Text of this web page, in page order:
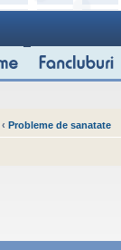
‹ Probleme de sanatate